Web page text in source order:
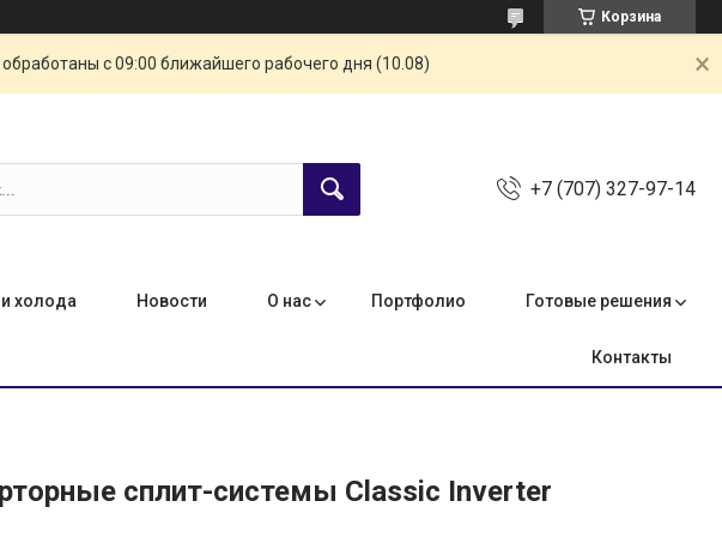
Корзина
с 09:00 ближайшего рабочего дня (10.08)
+7 (707) 327-97-14
холода Новости О нас Портфолио Готовые решения
Контакты
сплит-системы Classic Inverter